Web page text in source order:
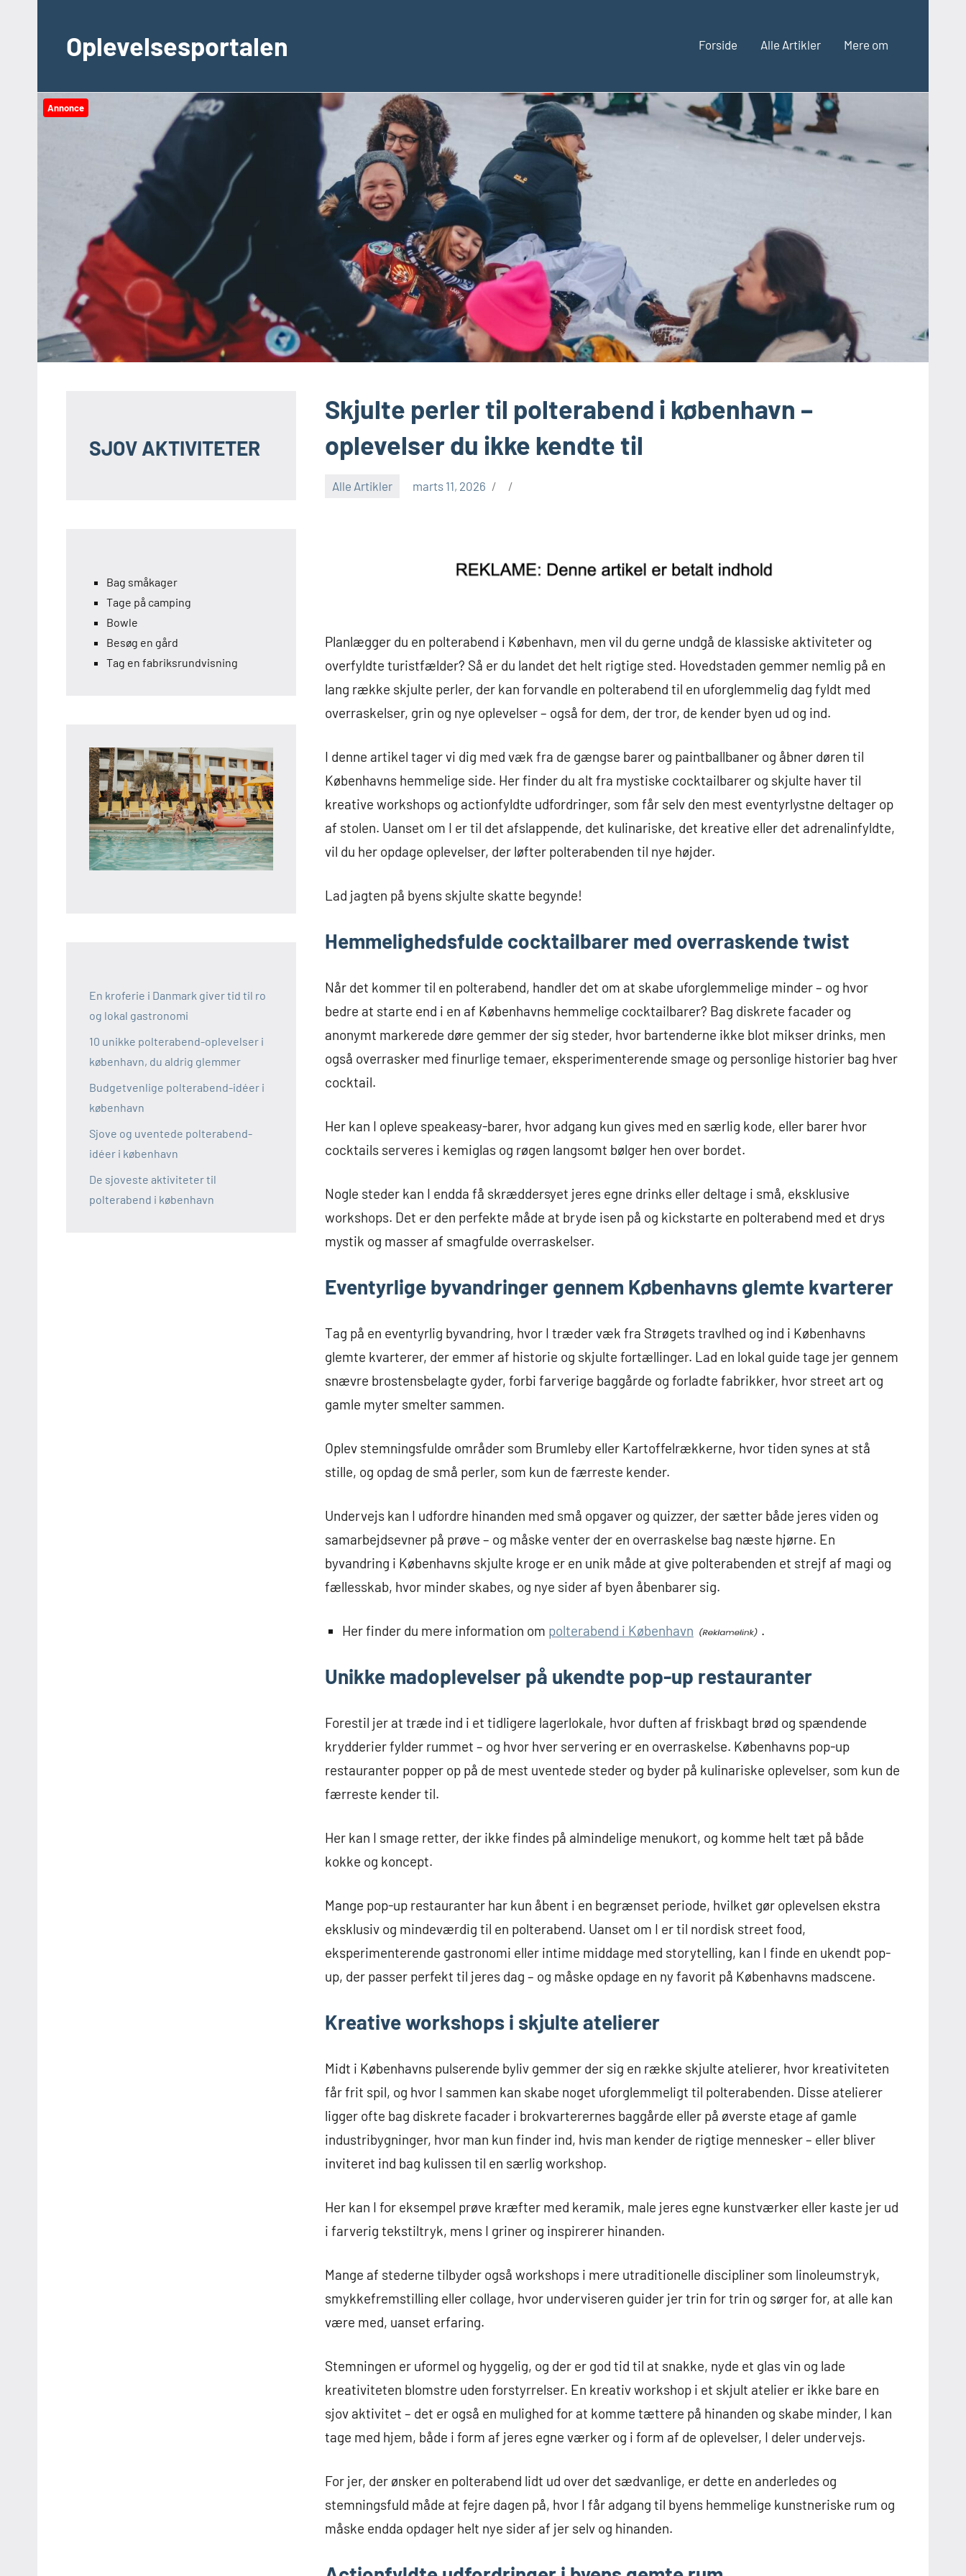
indholdOplevelsesportalen Forside Alle Artikler Mere om
Annonce
Skjulte perler til polterabend i københavn –
oplevelser du ikke kendte til
Alle Artikler marts 11, 2026
Planlægger du en polterabend i København, men vil du gerne undgå de klassiske aktiviteter og
overfyldte turistfælder? Så er du landet det helt rigtige sted. Hovedstaden gemmer nemlig på en
lang række skjulte perler, der kan forvandle en polterabend til en uforglemmelig dag fyldt med
overraskelser, grin og nye oplevelser – også for dem, der tror, de kender byen ud og ind.
I denne artikel tager vi dig med væk fra de gængse barer og paintballbaner og åbner døren til
Københavns hemmelige side. Her finder du alt fra mystiske cocktailbarer og skjulte haver til
kreative workshops og actionfyldte udfordringer, som får selv den mest eventyrlystne deltager op
af stolen. Uanset om I er til det afslappende, det kulinariske, det kreative eller det adrenalinfyldte,
vil du her opdage oplevelser, der løfter polterabenden til nye højder.
Lad jagten på byens skjulte skatte begynde!
Hemmelighedsfulde cocktailbarer med overraskende twist
Når det kommer til en polterabend, handler det om at skabe uforglemmelige minder – og hvor
bedre at starte end i en af Københavns hemmelige cocktailbarer? Bag diskrete facader og
anonymt markerede døre gemmer der sig steder, hvor bartenderne ikke blot mikser drinks, men
også overrasker med finurlige temaer, eksperimenterende smage og personlige historier bag hver
cocktail.
Her kan I opleve speakeasy-barer, hvor adgang kun gives med en særlig kode, eller barer hvor
cocktails serveres i kemiglas og røgen langsomt bølger hen over bordet.
Nogle steder kan I endda få skræddersyet jeres egne drinks eller deltage i små, eksklusive
workshops. Det er den perfekte måde at bryde isen på og kickstarte en polterabend med et drys
mystik og masser af smagfulde overraskelser.
Eventyrlige byvandringer gennem Københavns glemte kvarterer
Tag på en eventyrlig byvandring, hvor I træder væk fra Strøgets travlhed og ind i Københavns
glemte kvarterer, der emmer af historie og skjulte fortællinger. Lad en lokal guide tage jer gennem
snævre brostensbelagte gyder, forbi farverige baggårde og forladte fabrikker, hvor street art og
gamle myter smelter sammen.
Oplev stemningsfulde områder som Brumleby eller Kartoffelrækkerne, hvor tiden synes at stå
stille, og opdag de små perler, som kun de færreste kender.
Undervejs kan I udfordre hinanden med små opgaver og quizzer, der sætter både jeres viden og
samarbejdsevner på prøve – og måske venter der en overraskelse bag næste hjørne. En
byvandring i Københavns skjulte kroge er en unik måde at give polterabenden et strejf af magi og
fællesskab, hvor minder skabes, og nye sider af byen åbenbarer sig.
Her finder du mere information om polterabend i København .
Unikke madoplevelser på ukendte pop-up restauranter
Forestil jer at træde ind i et tidligere lagerlokale, hvor duften af friskbagt brød og spændende
krydderier fylder rummet – og hvor hver servering er en overraskelse. Københavns pop-up
restauranter popper op på de mest uventede steder og byder på kulinariske oplevelser, som kun de
færreste kender til.
Her kan I smage retter, der ikke findes på almindelige menukort, og komme helt tæt på både
kokke og koncept.
Mange pop-up restauranter har kun åbent i en begrænset periode, hvilket gør oplevelsen ekstra
eksklusiv og mindeværdig til en polterabend. Uanset om I er til nordisk street food,
eksperimenterende gastronomi eller intime middage med storytelling, kan I finde en ukendt pop-
up, der passer perfekt til jeres dag – og måske opdage en ny favorit på Københavns madscene.
Kreative workshops i skjulte atelierer
Midt i Københavns pulserende byliv gemmer der sig en række skjulte atelierer, hvor kreativiteten
får frit spil, og hvor I sammen kan skabe noget uforglemmeligt til polterabenden. Disse atelierer
ligger ofte bag diskrete facader i brokvarterernes baggårde eller på øverste etage af gamle
industribygninger, hvor man kun finder ind, hvis man kender de rigtige mennesker – eller bliver
inviteret ind bag kulissen til en særlig workshop.
Her kan I for eksempel prøve kræfter med keramik, male jeres egne kunstværker eller kaste jer ud
i farverig tekstiltryk, mens I griner og inspirerer hinanden.
Mange af stederne tilbyder også workshops i mere utraditionelle discipliner som linoleumstryk,
smykkefremstilling eller collage, hvor underviseren guider jer trin for trin og sørger for, at alle kan
være med, uanset erfaring.
Stemningen er uformel og hyggelig, og der er god tid til at snakke, nyde et glas vin og lade
kreativiteten blomstre uden forstyrrelser. En kreativ workshop i et skjult atelier er ikke bare en
sjov aktivitet – det er også en mulighed for at komme tættere på hinanden og skabe minder, I kan
tage med hjem, både i form af jeres egne værker og i form af de oplevelser, I deler undervejs.
For jer, der ønsker en polterabend lidt ud over det sædvanlige, er dette en anderledes og
stemningsfuld måde at fejre dagen på, hvor I får adgang til byens hemmelige kunstneriske rum og
måske endda opdager helt nye sider af jer selv og hinanden.
SJOV AKTIVITETER
Bag småkager
Tage på camping
Bowle
Besøg en gård
Tag en fabriksrundvisning
En kroferie i Danmark giver tid til ro
og lokal gastronomi
10 unikke polterabend-oplevelser i
københavn, du aldrig glemmer
Budgetvenlige polterabend-idéer i
københavn
Sjove og uventede polterabend-
idéer i københavn
De sjoveste aktiviteter til
polterabend i københavn